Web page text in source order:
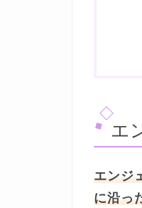
エ
エンジ
に沿っ